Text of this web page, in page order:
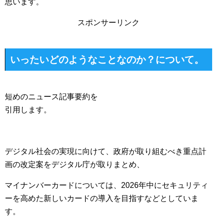
思います。
スポンサーリンク
いったいどのようなことなのか？について。
短めのニュース記事要約を
引用します。
デジタル社会の実現に向けて、政府が取り組むべき重点計
画の改定案をデジタル庁が取りまとめ、
マイナンバーカードについては、2026年中にセキュリティ
ーを高めた新しいカードの導入を目指すなどとしていま
す。